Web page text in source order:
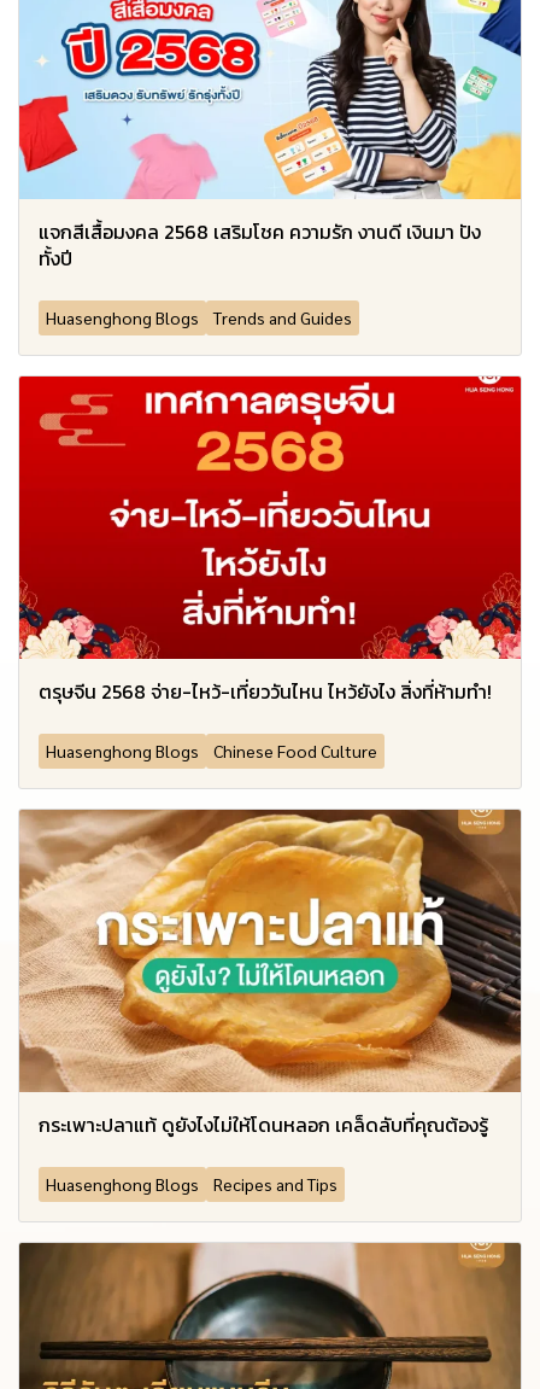
แจกสีเสื้อมงคล 2568 เสริมโชค ความรัก งานดี เงินมา ปัง
ทั้งปี
Huasenghong Blogs Trends and Guides
ตรุษจีน 2568 จ่าย-ไหว้-เที่ยววันไหน ไหว้ยังไง สิ่งที่ห้ามทำ!
Huasenghong Blogs Chinese Food Culture
กระเพาะปลาแท้ ดูยังไงไม่ให้โดนหลอก เคล็ดลับที่คุณต้องรู้
Huasenghong Blogs Recipes and Tips